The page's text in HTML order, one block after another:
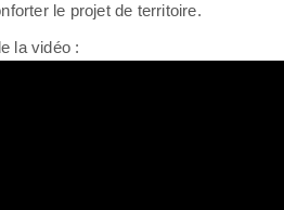
le projet de territoire.
la vidéo :